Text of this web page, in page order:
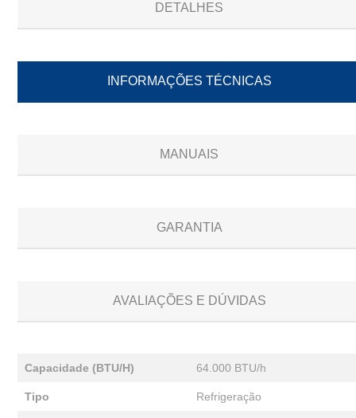
DETALHES
INFORMAÇÕES TÉCNICAS
MANUAIS
GARANTIA
AVALIAÇÕES E DÚVIDAS
Capacidade (BTU/H) 64.000 BTU/h
Tipo Refrigeração